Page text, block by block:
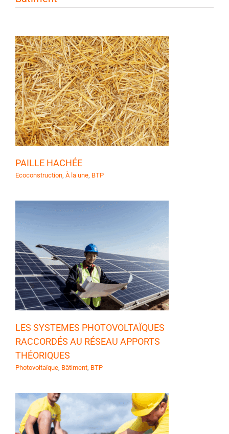
PAILLE HACHÉE
Ecoconstruction, À la une, BTP
LES SYSTEMES PHOTOVOLTAÏQUES
RACCORDÉS AU RÉSEAU APPORTS
THÉORIQUES
Photovoltaïque, Bâtiment, BTP